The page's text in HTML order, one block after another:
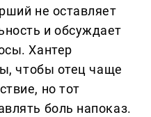
не оставляет
и обсуждает
Хантер
чтобы отец чаще
но тот
боль напоказ.